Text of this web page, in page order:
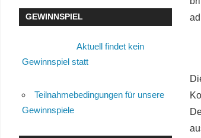
GEWINNSPIEL
Aktuell findet kein
Gewinnspiel statt
Teilnahmebedingungen für unsere
Gewinnspiele